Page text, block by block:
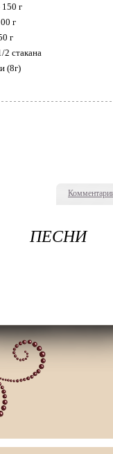
г
г
г
стакана
(8г)